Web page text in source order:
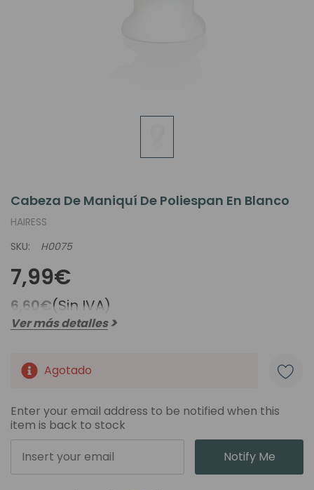
Cabeza De Maniquí De Poliespan En Blanco
HAIRESS
SKU:
H0075
7,99€
6,60€(Sin IVA)
Ver más detalles
UnidadesAgotado
Enter your email address to be notified when this
item is back to stock
Notify Me